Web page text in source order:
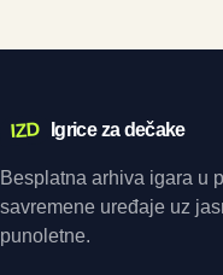
IZD Igrice za dečake
Besplatna arhiva igara u
savremene uređaje uz
punoletne.